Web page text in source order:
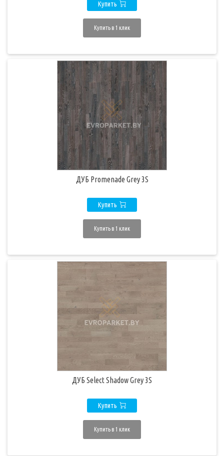
Купить
Купить в 1 клик
ДУБ Promenade Grey 3S
Купить
Купить в 1 клик
ДУБ Select Shadow Grey 3S
Купить
Купить в 1 клик